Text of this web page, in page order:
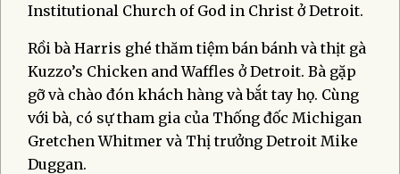
Institutional Church of God in Christ ở Detroit.
Rồi bà Harris ghé thăm tiệm bán bánh và thịt gà
Kuzzo’s Chicken and Waffles ở Detroit. Bà gặp
gỡ và chào đón khách hàng và bắt tay họ. Cùng
với bà, có sự tham gia của Thống đốc Michigan
Gretchen Whitmer và Thị trưởng Detroit Mike
Duggan.